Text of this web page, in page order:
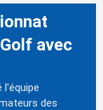
avec
l'équipe
des